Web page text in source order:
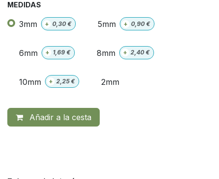
MEDIDAS
3mm + 0,30 € 5mm + 0,90€
6mm + 1,69 € 8mm + 2,40€
10mm + 2,25€ 2mm
Añadir a la cesta